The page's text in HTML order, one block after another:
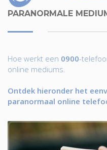
PARANORMALE
Hoe werkt een 0900-
online mediums.
Ontdek hieronder het
paranormaal online